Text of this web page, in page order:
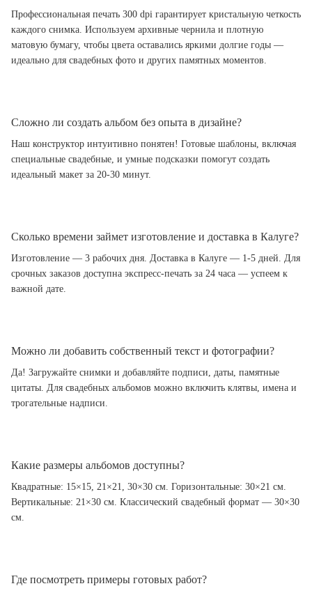
Профессиональная печать 300 dpi гарантирует кристальную четкость
каждого снимка. Используем архивные чернила и плотную
матовую бумагу, чтобы цвета оставались яркими долгие годы —
идеально для свадебных фото и других памятных моментов.
Сложно ли создать альбом без опыта в дизайне?
Наш конструктор интуитивно понятен! Готовые шаблоны, включая
специальные свадебные, и умные подсказки помогут создать
идеальный макет за 20-30 минут.
Сколько времени займет изготовление и доставка в Калуге?
Изготовление — 3 рабочих дня. Доставка в Калуге — 1-5 дней. Для
срочных заказов доступна экспресс-печать за 24 часа — успеем к
важной дате.
Можно ли добавить собственный текст и фотографии?
Да! Загружайте снимки и добавляйте подписи, даты, памятные
цитаты. Для свадебных альбомов можно включить клятвы, имена и
трогательные надписи.
Какие размеры альбомов доступны?
Квадратные: 15×15, 21×21, 30×30 см. Горизонтальные: 30×21 см.
Вертикальные: 21×30 см. Классический свадебный формат — 30×30
см.
Где посмотреть примеры готовых работ?